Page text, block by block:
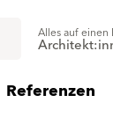
Alles auf einen
Referenzen